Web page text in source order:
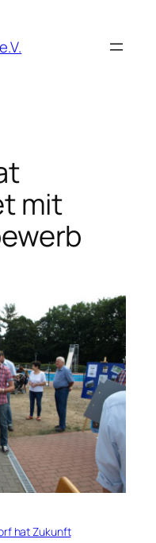
mit
hat Zukunft